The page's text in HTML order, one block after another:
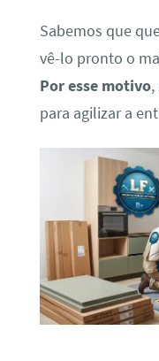
Sabemos que
vê-lo pronto o
Por esse motivo,
para agilizar a